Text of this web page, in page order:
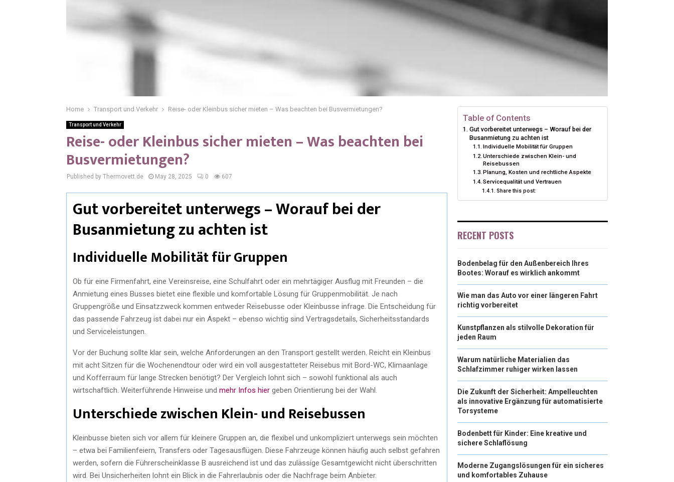
Home Transport und Verkehr Reise- oder Kleinbus sicher mieten – Was beachten bei Busvermietungen?
Transport und Verkehr
Reise- oder Kleinbus sicher mieten – Was beachten bei
Busvermietungen?
Published by Thermovett.de May 28, 2025 0 607
Gut vorbereitet unterwegs – Worauf bei der
Busanmietung zu achten ist
Individuelle Mobilität für Gruppen
Ob für eine Firmenfahrt, eine Vereinsreise, eine Schulfahrt oder ein mehrtägiger Ausflug mit Freunden – die
Anmietung eines Busses bietet eine flexible und komfortable Lösung für Gruppenmobilität. Je nach
Gruppengröße und Einsatzzweck kommen entweder Reisebusse oder Kleinbusse infrage. Die Entscheidung für
das passende Fahrzeug ist dabei nur ein Aspekt – ebenso wichtig sind Vertragsdetails, Sicherheitsstandards
und Serviceleistungen.
Vor der Buchung sollte klar sein, welche Anforderungen an den Transport gestellt werden. Reicht ein Kleinbus
mit acht Sitzen für die Wochenendtour oder wird ein voll ausgestatteter Reisebus mit Bord-WC, Klimaanlage
und Kofferraum für lange Strecken benötigt? Der Vergleich lohnt sich – sowohl funktional als auch
wirtschaftlich. Weiterführende Hinweise und mehr Infos hier geben Orientierung bei der Wahl.
Unterschiede zwischen Klein- und Reisebussen
Kleinbusse bieten sich vor allem für kleinere Gruppen an, die flexibel und unkompliziert unterwegs sein möchten
– etwa bei Familienfeiern, Transfers oder Tagesausflügen. Diese Fahrzeuge können häufig auch selbst gefahren
werden, sofern die Führerscheinklasse B ausreichend ist und das zulässige Gesamtgewicht nicht überschritten
wird. Bei Unsicherheiten lohnt ein Blick in die Fahrerlaubnis oder die Nachfrage beim Anbieter.
Table of Contents
Gut vorbereitet unterwegs – Worauf bei der
Busanmietung zu achten ist
Individuelle Mobilität für Gruppen
Unterschiede zwischen Klein- und
Reisebussen
Planung, Kosten und rechtliche Aspekte
Servicequalität und Vertrauen
Share this post:
RECENT POSTS
Bodenbelag für den Außenbereich Ihres
Bootes: Worauf es wirklich ankommt
Wie man das Auto vor einer längeren Fahrt
richtig vorbereitet
Kunstpflanzen als stilvolle Dekoration für
jeden Raum
Warum natürliche Materialien das
Schlafzimmer ruhiger wirken lassen
Die Zukunft der Sicherheit: Ampelleuchten
als innovative Ergänzung für automatisierte
Torsysteme
Bodenbett für Kinder: Eine kreative und
sichere Schlaflösung
Moderne Zugangslösungen für ein sicheres
und komfortables Zuhause